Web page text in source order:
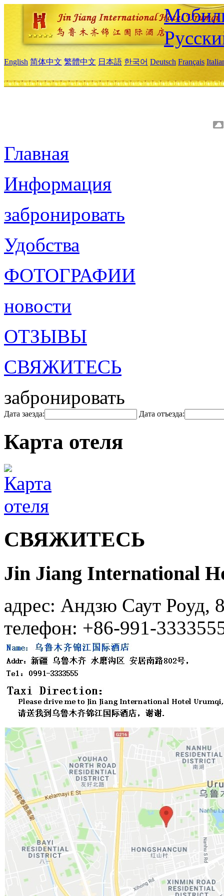
English 简体中文 繁體中文 日本語 한국어 Deutsch Français
Главная
Информация
забронировать
Удобства
ФОТОГРАФИИ
новости
ОТЗЫВЫ
СВЯЖИТЕСЬ
забронировать
Дата заезда: Дата отъезда:
Карта отеля
СВЯЖИТЕСЬ
Jin Jiang International
адрес: Андзю Саут Роуд,
телефон: +86-991-